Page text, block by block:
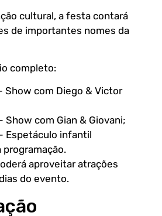
cultural, a festa contará
de importantes nomes da
completo:
Show com Diego & Victor
Show com Gian & Giovani;
Espetáculo infantil
programação.
aproveitar atrações
do evento.